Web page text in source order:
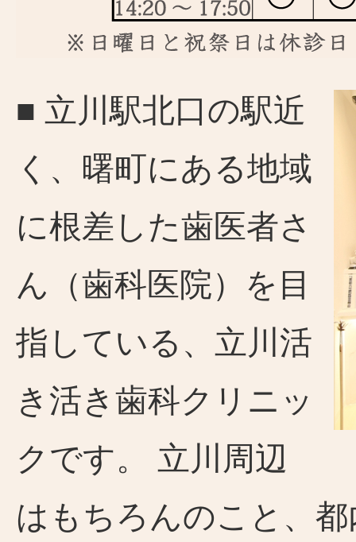
■ 立川駅北口の駅近
く、曙町にある地域
に根差した歯医者さ
ん（歯科医院）を目
指している、立川活
き活き歯科クリニッ
クです。 立川周辺
はもちろんのこと、